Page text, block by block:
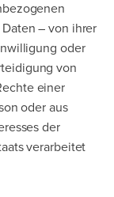
– von ihrer
oder
von
einer
oder aus
der
verarbeitet